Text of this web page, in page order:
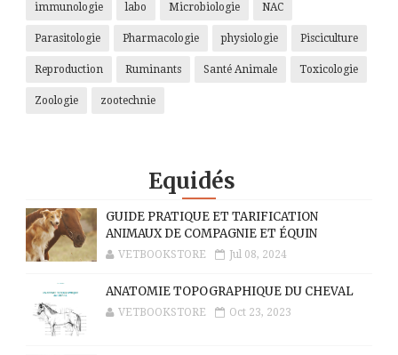
immunologie labo Microbiologie NAC
Parasitologie Pharmacologie physiologie Pisciculture
Reproduction Ruminants Santé Animale Toxicologie
Zoologie zootechnie
Equidés
GUIDE PRATIQUE ET TARIFICATION
ANIMAUX DE COMPAGNIE ET ÉQUIN
VETBOOKSTORE Jul 08, 2024
ANATOMIE TOPOGRAPHIQUE DU CHEVAL
VETBOOKSTORE Oct 23, 2023